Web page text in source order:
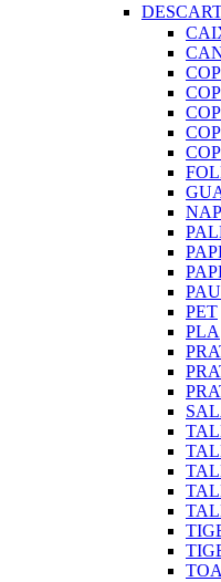
PET
PLA